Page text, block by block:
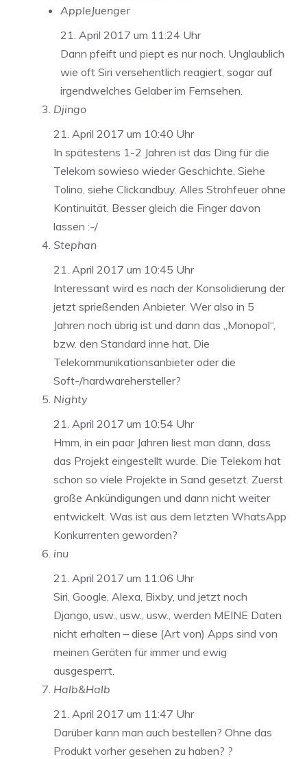
AppleJuenger
21. April 2017 um 11:24 Uhr
Dann pfeift und piept es nur noch. Unglaublich
wie oft Siri versehentlich reagiert, sogar auf
irgendwelches Gelaber im Fernsehen.
Djingo
21. April 2017 um 10:40 Uhr
In spätestens 1-2 Jahren ist das Ding für die
Telekom sowieso wieder Geschichte. Siehe
Tolino, siehe Clickandbuy. Alles Strohfeuer ohne
Kontinuität. Besser gleich die Finger davon
lassen :-/
Stephan
21. April 2017 um 10:45 Uhr
Interessant wird es nach der Konsolidierung der
jetzt sprießenden Anbieter. Wer also in 5
Jahren noch übrig ist und dann das „Monopol“,
bzw. den Standard inne hat. Die
Telekommunikationsanbieter oder die
Soft-/hardwarehersteller?
Nighty
21. April 2017 um 10:54 Uhr
Hmm, in ein paar Jahren liest man dann, dass
das Projekt eingestellt wurde. Die Telekom hat
schon so viele Projekte in Sand gesetzt. Zuerst
große Ankündigungen und dann nicht weiter
entwickelt. Was ist aus dem letzten WhatsApp
Konkurrenten geworden?
inu
21. April 2017 um 11:06 Uhr
Siri, Google, Alexa, Bixby, und jetzt noch
Django, usw., usw., usw., werden MEINE Daten
nicht erhalten – diese (Art von) Apps sind von
meinen Geräten für immer und ewig
ausgesperrt.
Halb&Halb
21. April 2017 um 11:47 Uhr
Darüber kann man auch bestellen? Ohne das
Produkt vorher gesehen zu haben? ?